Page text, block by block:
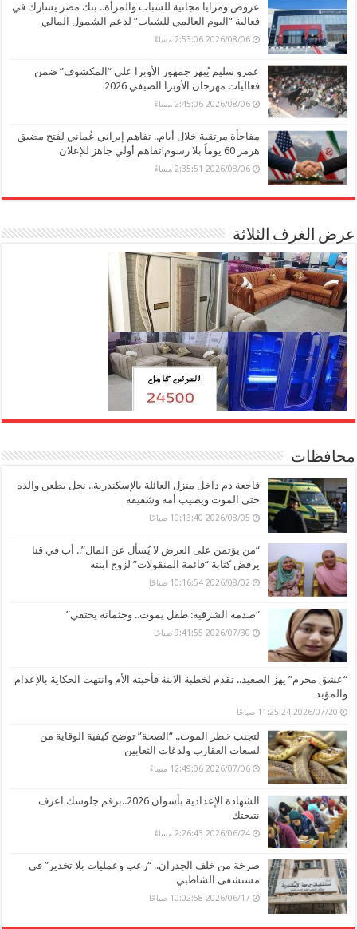
عروض ومزايا مجانية للشباب والمرأة.. بنك مصر يشارك في
فعالية “اليوم العالمي للشباب” لدعم الشمول المالي
2026/08/06 2:53:06 مساءً
عمرو سليم يُبهر جمهور الأوبرا على “المكشوف” ضمن
فعاليات مهرجان الأوبرا الصيفي 2026
2026/08/06 2:45:06 مساءً
مفاجأة مرتقبة خلال أيام.. تفاهم إيراني عُماني لفتح مضيق
هرمز 60 يوماً بلا رسوم!تفاهم أولي جاهز للإعلان
2026/08/06 2:35:51 مساءً
عرض الغرف الثلاثة
محافظات
فاجعة دم داخل منزل العائلة بالإسكندرية.. نجل يطعن والده
حتى الموت ويصيب أمه وشقيقه
2026/08/05 10:13:40 صباحًا
“من يؤتمن على العرض لا يُسأل عن المال”.. أب في قنا
يرفض كتابة “قائمة المنقولات” لزوج ابنته
2026/08/02 10:16:54 صباحًا
“صدمة الشرقية: طفل يموت.. وجثمانه يختفي”
2026/07/30 9:41:55 صباحًا
“عشق محرم” يهز الصعيد.. تقدم لخطبة الابنة فأحبته الأم وانتهت الحكاية بالإعدام
والمؤبد
2026/07/20 11:25:24 صباحًا
لتجنب خطر الموت.. “الصحة” توضح كيفية الوقاية من
لسعات العقارب ولدغات الثعابين
2026/07/06 12:49:06 مساءً
الشهادة الإعدادية بأسوان 2026..برقم جلوسك اعرف
نتيجتك
2026/06/24 2:26:43 مساءً
صرخة من خلف الجدران.. “رعب وعمليات بلا تخدير” في
مستشفى الشاطبي
2026/06/17 10:02:58 صباحًا